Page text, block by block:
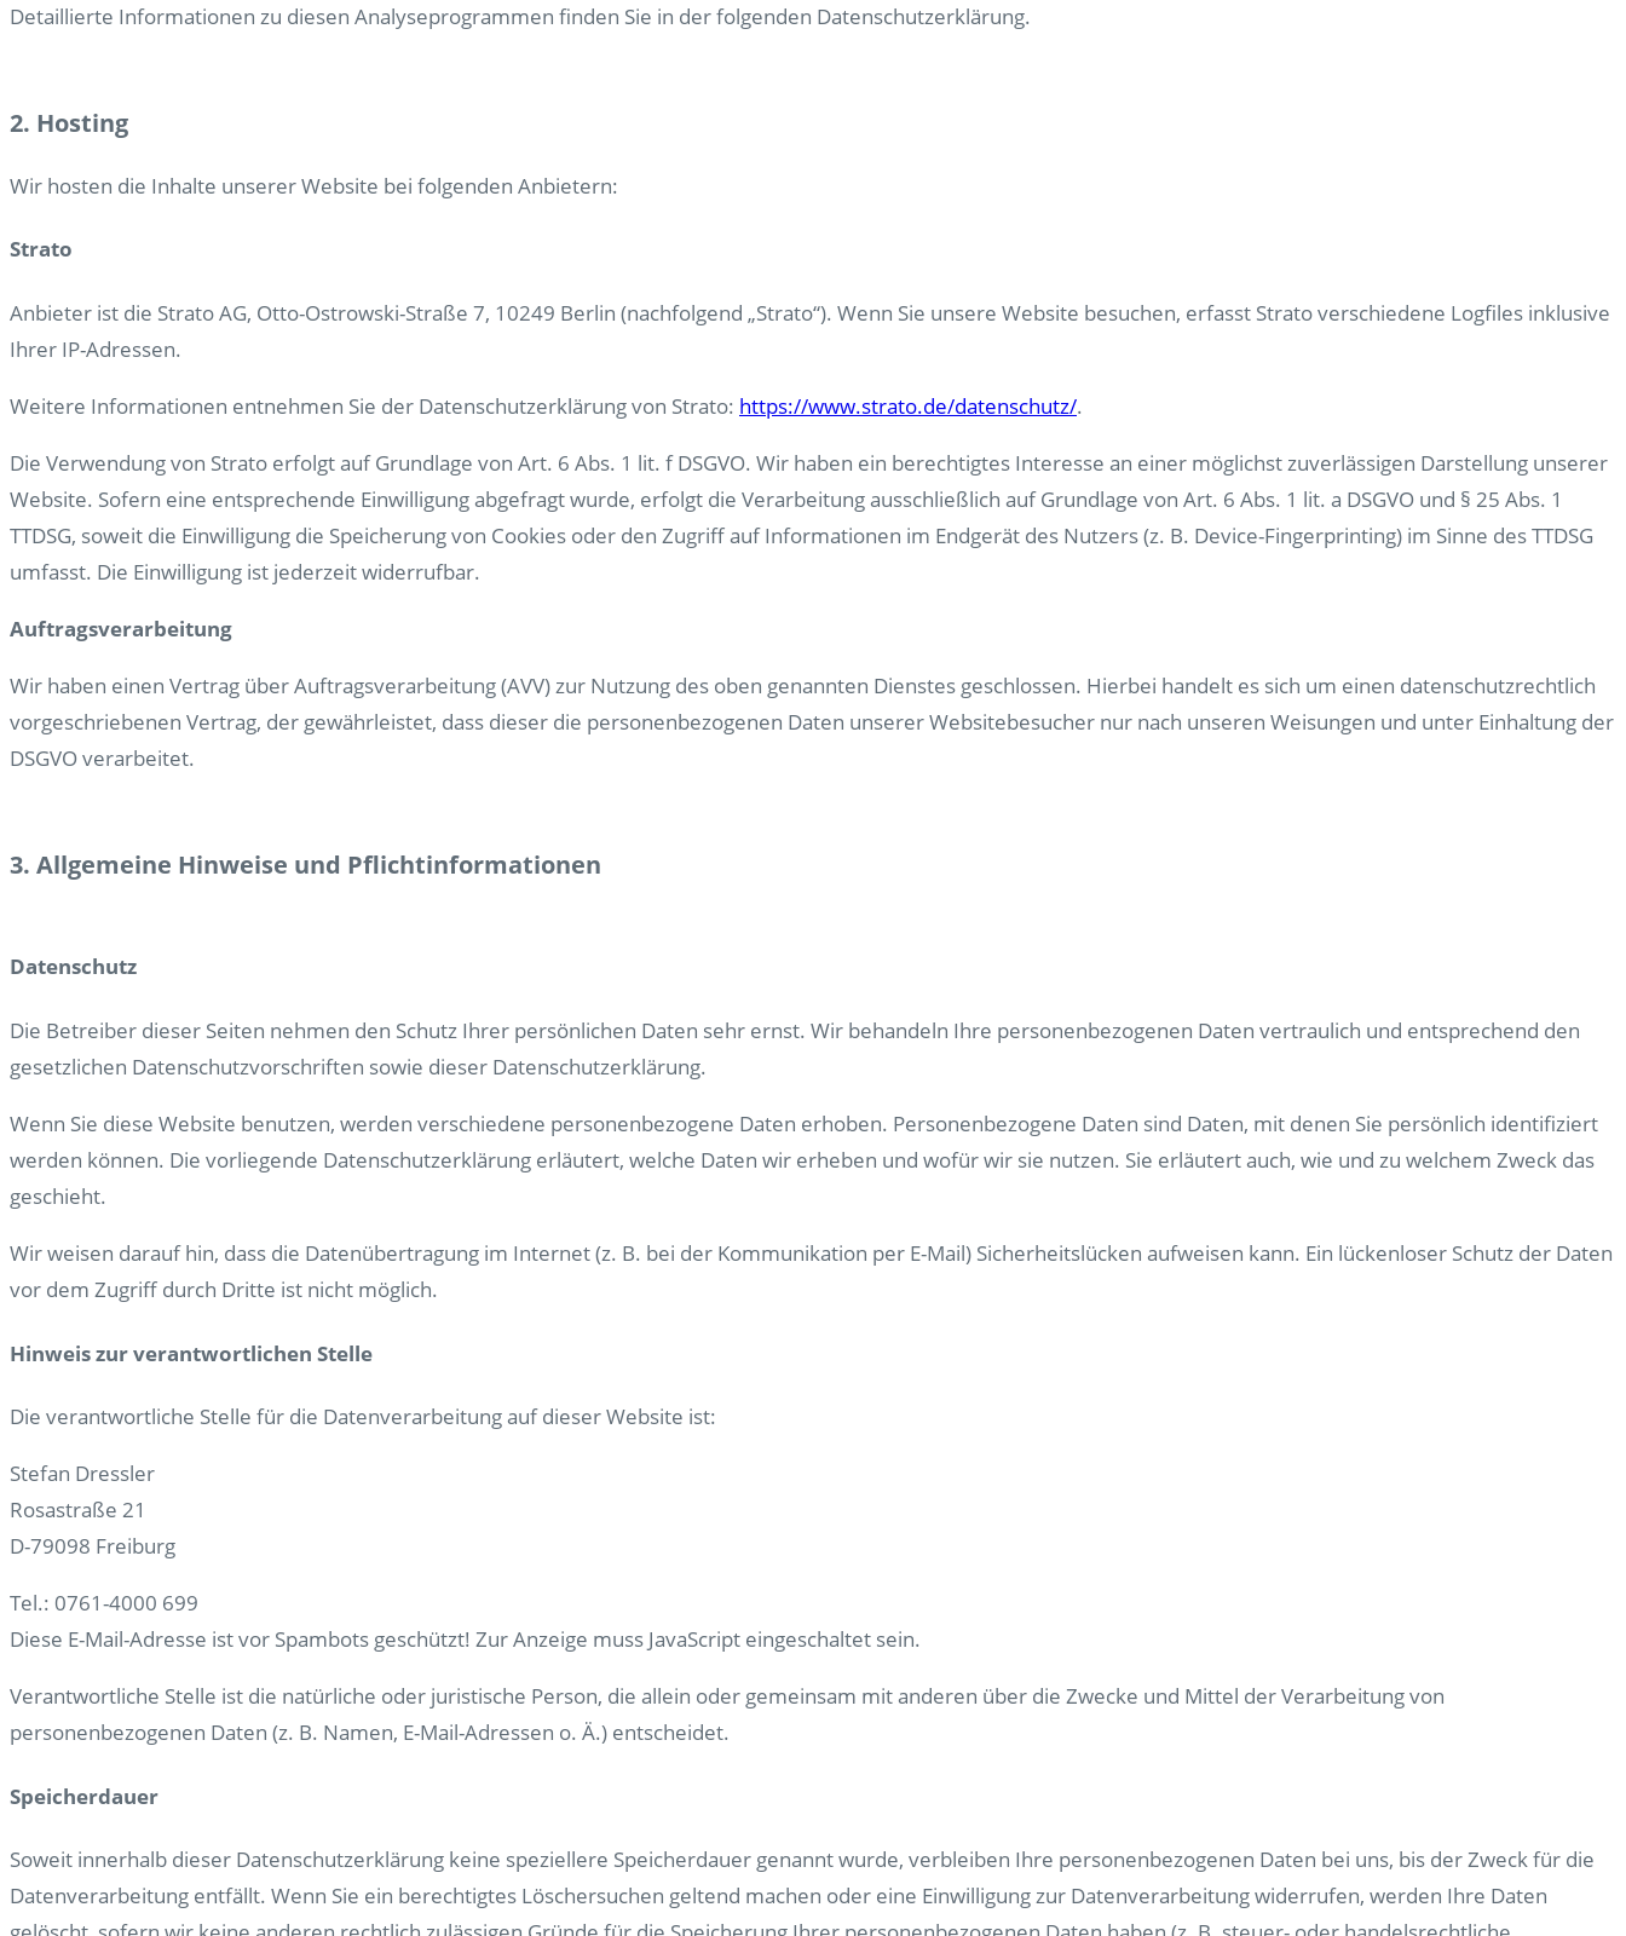
Detaillierte Informationen zu diesen Analyseprogrammen finden Sie in der folgenden Datenschutzerklärung.
2. Hosting
Wir hosten die Inhalte unserer Website bei folgenden Anbietern:
Strato
Anbieter ist die Strato AG, Otto-Ostrowski-Straße 7, 10249 Berlin (nachfolgend „Strato“). Wenn Sie unsere Website besuchen, erfasst Strato verschiedene Logfiles inklusive
Ihrer IP-Adressen.
Weitere Informationen entnehmen Sie der Datenschutzerklärung von Strato: https://www.strato.de/datenschutz/.
Die Verwendung von Strato erfolgt auf Grundlage von Art. 6 Abs. 1 lit. f DSGVO. Wir haben ein berechtigtes Interesse an einer möglichst zuverlässigen Darstellung unserer
Website. Sofern eine entsprechende Einwilligung abgefragt wurde, erfolgt die Verarbeitung ausschließlich auf Grundlage von Art. 6 Abs. 1 lit. a DSGVO und § 25 Abs. 1
TTDSG, soweit die Einwilligung die Speicherung von Cookies oder den Zugriff auf Informationen im Endgerät des Nutzers (z. B. Device-Fingerprinting) im Sinne des TTDSG
umfasst. Die Einwilligung ist jederzeit widerrufbar.
Auftragsverarbeitung
Wir haben einen Vertrag über Auftragsverarbeitung (AVV) zur Nutzung des oben genannten Dienstes geschlossen. Hierbei handelt es sich um einen datenschutzrechtlich
vorgeschriebenen Vertrag, der gewährleistet, dass dieser die personenbezogenen Daten unserer Websitebesucher nur nach unseren Weisungen und unter Einhaltung der
DSGVO verarbeitet.
3. Allgemeine Hinweise und Pflicht­informationen
Datenschutz
Die Betreiber dieser Seiten nehmen den Schutz Ihrer persönlichen Daten sehr ernst. Wir behandeln Ihre personenbezogenen Daten vertraulich und entsprechend den
gesetzlichen Datenschutzvorschriften sowie dieser Datenschutzerklärung.
Wenn Sie diese Website benutzen, werden verschiedene personenbezogene Daten erhoben. Personenbezogene Daten sind Daten, mit denen Sie persönlich identifiziert
werden können. Die vorliegende Datenschutzerklärung erläutert, welche Daten wir erheben und wofür wir sie nutzen. Sie erläutert auch, wie und zu welchem Zweck das
geschieht.
Wir weisen darauf hin, dass die Datenübertragung im Internet (z. B. bei der Kommunikation per E-Mail) Sicherheitslücken aufweisen kann. Ein lückenloser Schutz der Daten
vor dem Zugriff durch Dritte ist nicht möglich.
Hinweis zur verantwortlichen Stelle
Die verantwortliche Stelle für die Datenverarbeitung auf dieser Website ist:
Stefan Dressler
Rosastraße 21
D-79098 Freiburg
Tel.: 0761-4000 699
Diese E-Mail-Adresse ist vor Spambots geschützt! Zur Anzeige muss JavaScript eingeschaltet sein.
Verantwortliche Stelle ist die natürliche oder juristische Person, die allein oder gemeinsam mit anderen über die Zwecke und Mittel der Verarbeitung von
personenbezogenen Daten (z. B. Namen, E-Mail-Adressen o. Ä.) entscheidet.
Speicherdauer
Soweit innerhalb dieser Datenschutzerklärung keine speziellere Speicherdauer genannt wurde, verbleiben Ihre personenbezogenen Daten bei uns, bis der Zweck für die
Datenverarbeitung entfällt. Wenn Sie ein berechtigtes Löschersuchen geltend machen oder eine Einwilligung zur Datenverarbeitung widerrufen, werden Ihre Daten